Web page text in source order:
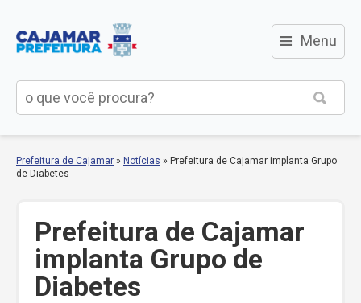
≡ Menu
Prefeitura de Cajamar » Notícias » Prefeitura de Cajamar implanta Grupo
de Diabetes
Prefeitura de Cajamar
implanta Grupo de
Diabetes